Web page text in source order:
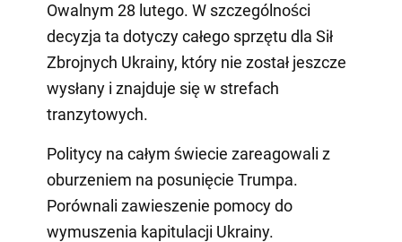
Owalnym 28 lutego. W szczególności
decyzja ta dotyczy całego sprzętu dla Sił
Zbrojnych Ukrainy, który nie został jeszcze
wysłany i znajduje się w strefach
tranzytowych.
Politycy na całym świecie zareagowali z
oburzeniem na posunięcie Trumpa.
Porównali zawieszenie pomocy do
wymuszenia kapitulacji Ukrainy.